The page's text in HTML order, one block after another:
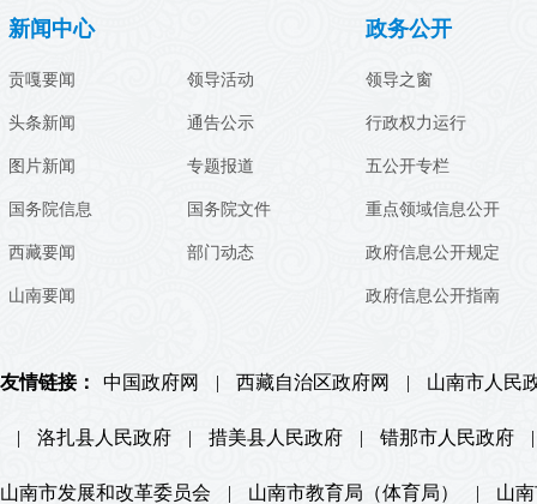
新闻中心
贡嘎要闻
头条新闻
图片新闻
国务院信息
西藏要闻
山南要闻
领导活动
通告公示
专题报道
国务院文件
部门动态
政务公开
领导之窗
行政权力运行
五公开专栏
重点领域信息公开
政府信息公开规定
政府信息公开指南
友情链接： 中国政府网 | 西藏自治区政府网 | 山南市人民
| 洛扎县人民政府 | 措美县人民政府 | 错那市人民政府 |
山南市发展和改革委员会 | 山南市教育局（体育局） | 山